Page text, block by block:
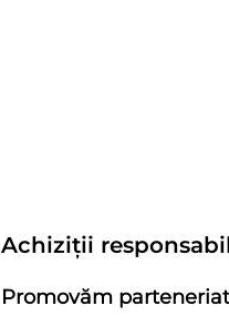
Achiziții
Promovăm